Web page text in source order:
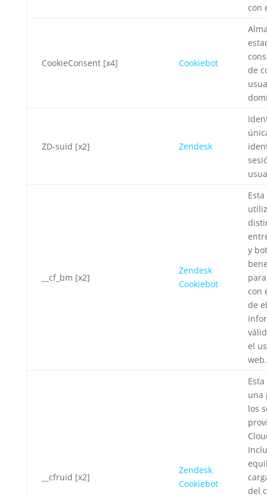
con
CookieConsent [x4] Cookiebot
de
ZD-suid [x2] Zendesk
__cf_bm [x2]
Zendesk
Cookiebot
y
con
de
el
web.
__cfruid [x2]
Zendesk
Cookiebot
una
los
del